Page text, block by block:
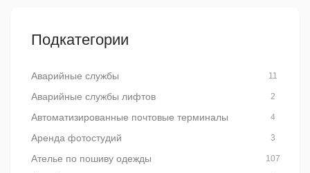
Подкатегории
Аварийные службы 11
Аварийные службы лифтов 2
Автоматизированные почтовые терминалы 4
Аренда фотостудий 3
Ателье по пошиву одежды 107